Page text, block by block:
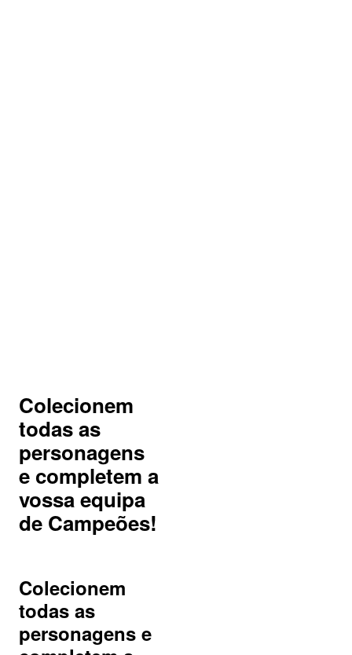
Colecionem
todas as
personagens
e completem a
vossa equipa
de Campeões!
Colecionem
todas as
personagens e